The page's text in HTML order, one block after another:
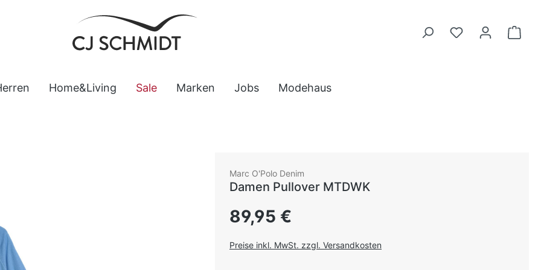
Home&Living Sale Marken Jobs Modehaus
Marc O'Polo Denim
Damen Pullover MTDWK
Regulärer Preis:
89,95 €
Preise inkl. MwSt. zzgl. Versandkosten